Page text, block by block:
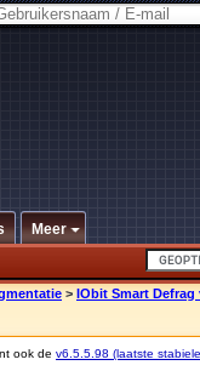
Meer
> IObit Smart Defrag
ook de v6.5.5.98 (laatste